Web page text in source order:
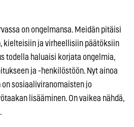
on ongelmansa. Meidän pitäisi
kielteisiin ja virheellisiin päätöksiin
todella haluaisi korjata ongelmia,
ja -henkilöstöön. Nyt ainoa
sosiaaliviranomaisten jo
lisääminen. On vaikea nähdä,